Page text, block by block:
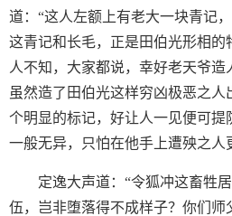
道：“这人左额上有老大一块青记
这青记和长毛，正是田伯光形相的
人不知，大家都说，幸好老天爷造
虽然造了田伯光这样穷凶极恶之人
个明显的标记，好让人一见便可提
一般无异，只怕在他手上遭殃之人
定逸大声道：“令狐冲这畜牲
伍，岂非堕落得不成样子？你们师